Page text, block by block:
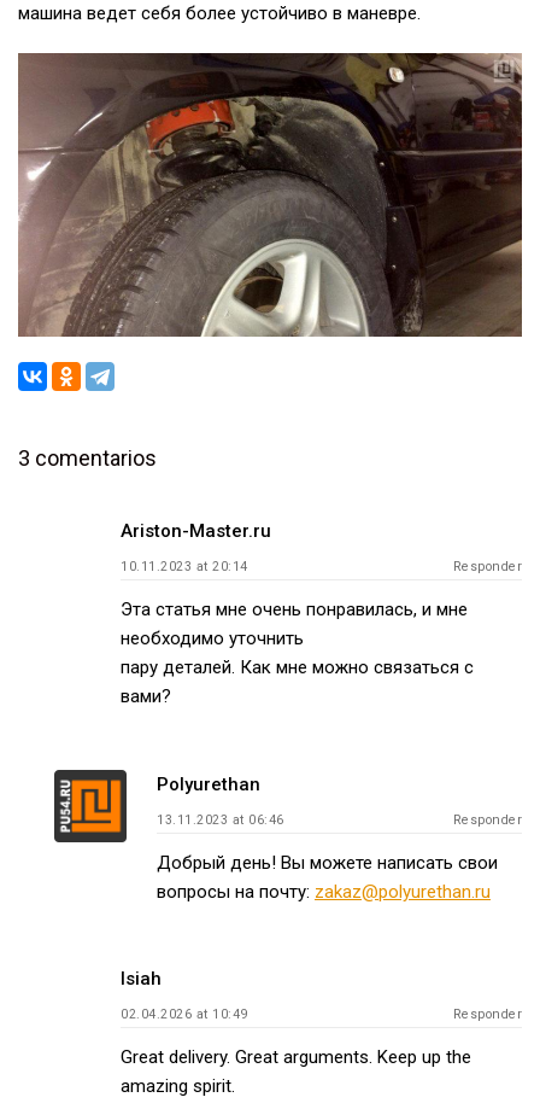
машина ведет себя более устойчиво в маневре.
Navegación
3 comentarios
Ariston-Master.ru
10.11.2023 at 20:14 Responder
Эта статья мне очень понравилась, и мне
необходимо уточнить
пару деталей. Как мне можно связаться с
вами?
Polyurethan
13.11.2023 at 06:46 Responder
Добрый день! Вы можете написать свои
вопросы на почту: zakaz@polyurethan.ru
Isiah
02.04.2026 at 10:49 Responder
Great delivery. Great arguments. Keep up the
amazing spirit.